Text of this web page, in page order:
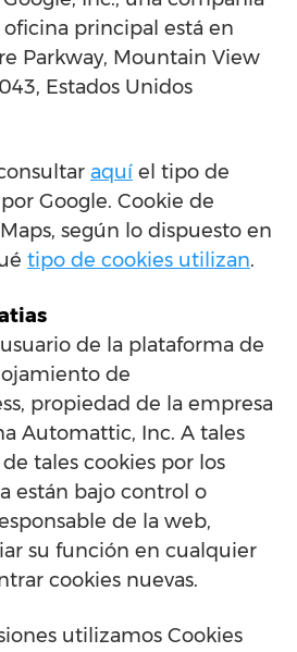
principal está en
Parkway, Mountain View
Estados Unidos
aquí el tipo de
Google. Cookie de
según lo dispuesto en
tipo de cookies utilizan.
de la plataforma de
de
propiedad de la empresa
Automattic, Inc. A tales
tales cookies por los
están bajo control o
de la web,
su función en cualquier
cookies nuevas.
utilizamos Cookies